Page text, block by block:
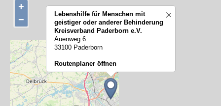
Lebenshilfe für Menschen mit
geistiger oder anderer Behinderung
Kreisverband Paderborn e.V.
Auenweg 6
33100 Paderborn
Routenplaner öffnen
+
−